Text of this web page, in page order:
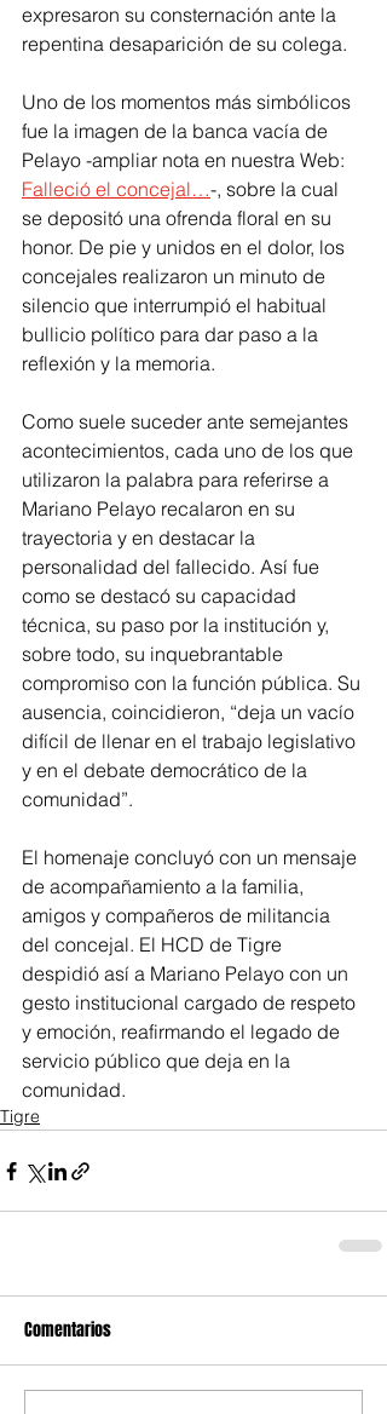
expresaron su consternación ante la
repentina desaparición de su colega.
Uno de los momentos más simbólicos
fue la imagen de la banca vacía de
Pelayo -ampliar nota en nuestra Web:
Falleció el concejal…-, sobre la cual
se depositó una ofrenda floral en su
honor. De pie y unidos en el dolor, los
concejales realizaron un minuto de
silencio que interrumpió el habitual
bullicio político para dar paso a la
reflexión y la memoria.
Como suele suceder ante semejantes
acontecimientos, cada uno de los que
utilizaron la palabra para referirse a
Mariano Pelayo recalaron en su
trayectoria y en destacar la
personalidad del fallecido. Así fue
como se destacó su capacidad
técnica, su paso por la institución y,
sobre todo, su inquebrantable
compromiso con la función pública. Su
ausencia, coincidieron, “deja un vacío
difícil de llenar en el trabajo legislativo
y en el debate democrático de la
comunidad”.
El homenaje concluyó con un mensaje
de acompañamiento a la familia,
amigos y compañeros de militancia
del concejal. El HCD de Tigre
despidió así a Mariano Pelayo con un
gesto institucional cargado de respeto
y emoción, reafirmando el legado de
servicio público que deja en la
comunidad.
Tigre
Comentarios